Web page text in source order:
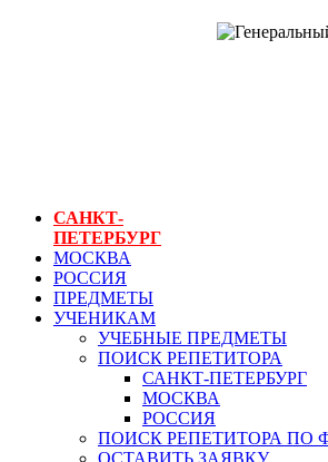
САНКТ-
ПЕТЕРБУРГ
МОСКВА
РОССИЯ
ПРЕДМЕТЫ
УЧЕНИКАМ
УЧЕБНЫЕ ПРЕДМЕТЫ
ПОИСК РЕПЕТИТОРА
САНКТ-ПЕТЕРБУРГ
МОСКВА
РОССИЯ
ПОИСК РЕПЕТИТОРА ПО
ОСТАВИТЬ ЗАЯВКУ